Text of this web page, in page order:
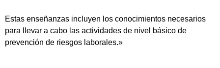
Estas enseñanzas incluyen los conocimientos necesarios
para llevar a cabo las actividades de nivel básico de
prevención de riesgos laborales.»